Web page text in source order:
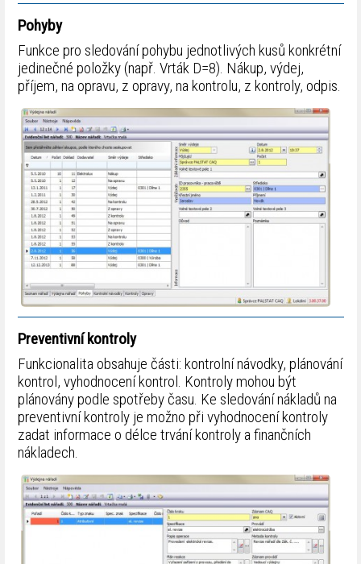
Pohyby
Funkce pro sledování pohybu jednotlivých kusů konkrétní
jedinečné položky (např. Vrták D=8). Nákup, výdej,
příjem, na opravu, z opravy, na kontrolu, z kontroly, odpis.
Preventivní kontroly
Funkcionalita obsahuje části: kontrolní návodky, plánování
kontrol, vyhodnocení kontrol. Kontroly mohou být
plánovány podle spotřeby času. Ke sledování nákladů na
preventivní kontroly je možno při vyhodnocení kontroly
zadat informace o délce trvání kontroly a finančních
nákladech.